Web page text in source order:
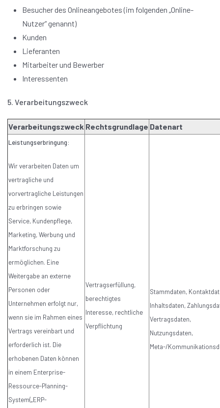
Besucher des Onlineangebotes (im folgenden „Online-
Nutzer“ genannt)
Kunden
Lieferanten
Mitarbeiter und Bewerber
Interessenten
5. Verarbeitungszweck
Verarbeitungszweck Rechtsgrundlage Datenart
Leistungserbringung:
Wir verarbeiten Daten um
vertragliche und
vorvertragliche Leistungen
zu erbringen sowie
Service, Kundenpflege,
Marketing, Werbung und
Marktforschung zu
ermöglichen. Eine
Weitergabe an externe
Personen oder
Unternehmen erfolgt nur,
wenn sie im Rahmen eines
Vertrags vereinbart und
erforderlich ist. Die
erhobenen Daten können
in einem Enterprise-
Ressource-Planning-
System(„ERP-
Vertragserfüllung,
berechtigtes
Interesse, rechtliche
Verpflichtung
Stammdaten,
Inhaltsdaten,
Vertragsdaten,
Nutzungsdaten,
Meta-/